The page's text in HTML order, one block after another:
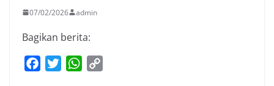
07/02/2026 admin
Bagikan berita:
W